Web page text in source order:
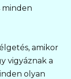
minden
amikor
vigyáznak a
olyan